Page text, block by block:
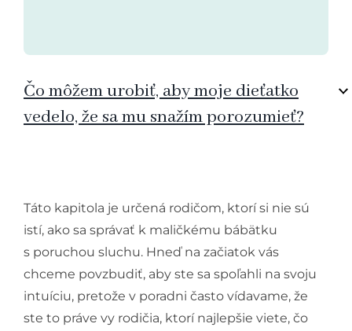
Čo môžem urobiť, aby moje dieťatko
vedelo, že sa mu snažím porozumieť?
Táto kapitola je určená rodičom, ktorí si nie sú
istí, ako sa správať k maličkému bábätku
s poruchou sluchu. Hneď na začiatok vás
chceme povzbudiť, aby ste sa spoľahli na svoju
intuíciu, pretože v poradni často vídavame, že
ste to práve vy rodičia, ktorí najlepšie viete, čo